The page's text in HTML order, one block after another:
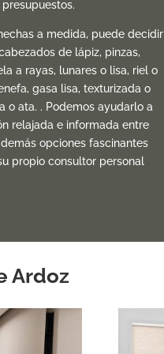
a medida, puede decidir
de lápiz, pinzas,
a rayas, lunares o lisa, riel o
gasa lisa, texturizada o
o ata. . Podemos ayudarlo a
relajada e informada entre
opciones fascinantes
propio consultor personal
Ardoz